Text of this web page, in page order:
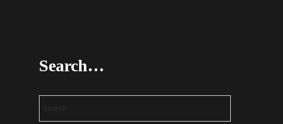
Search…